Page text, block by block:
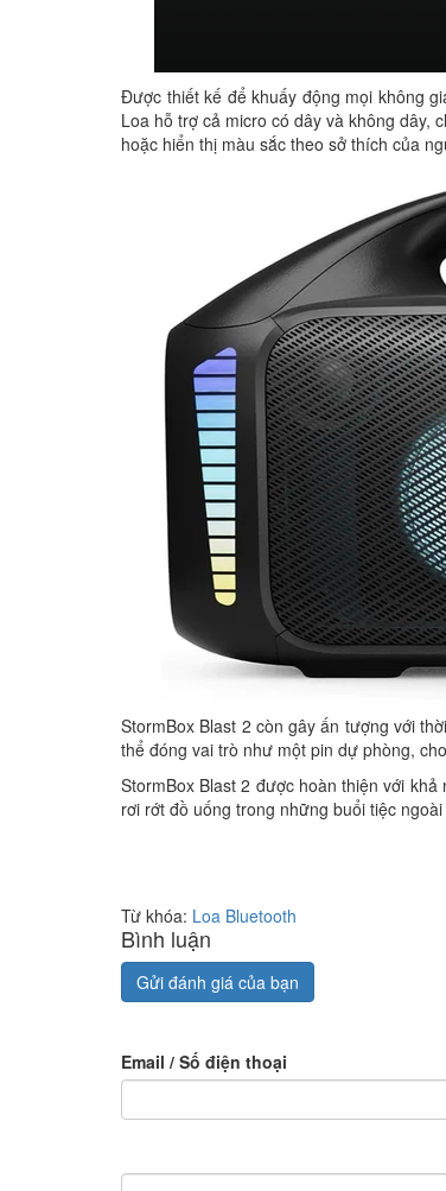
Được thiết kế để khuấy động mọi không
Loa hỗ trợ cả micro có dây và không dây,
hoặc hiển thị màu sắc theo sở thích của
StormBox Blast 2 còn gây ấn tượng với
thể đóng vai trò như một pin dự phòng,
StormBox Blast 2 được hoàn thiện với
rơi rớt đồ uống trong những buổi tiệc ngoài
Từ khóa: Loa Bluetooth
Bình luận
Gửi đánh giá của bạn
Email / Số điện thoại